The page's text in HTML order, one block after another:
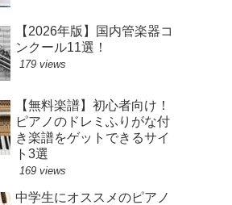
【2026年版】国内管楽器コ
ンクール11選！
179 views
【無料楽譜】初心者向け！
ピアノのドレミふりがな付
き楽譜をゲットできるサイ
ト3選
169 views
中学生にオススメのピアノ